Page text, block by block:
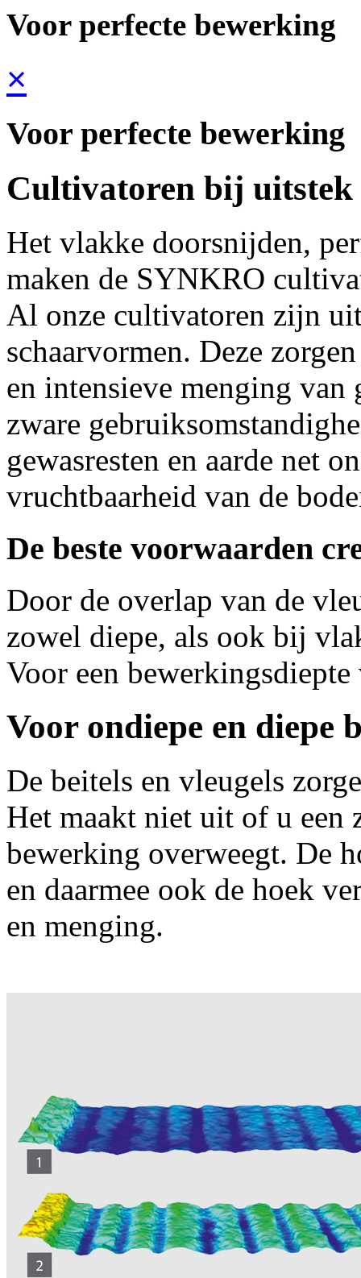
Voor perfecte bewerking
×
Voor perfecte bewerking
Cultivatoren bij uitstek
Het vlakke doorsnijden,
maken de SYNKRO
Al onze cultivatoren zijn
schaarvormen. Deze
en intensieve menging van
zware
gewasresten en aarde net
vruchtbaarheid van de
De beste voorwaarden
Door de overlap van de
zowel diepe, als ook bij
Voor een
Voor ondiepe en diepe
De beitels en vleugels
Het maakt niet uit of u een
bewerking overweegt. De
en daarmee ook de hoek
en menging.